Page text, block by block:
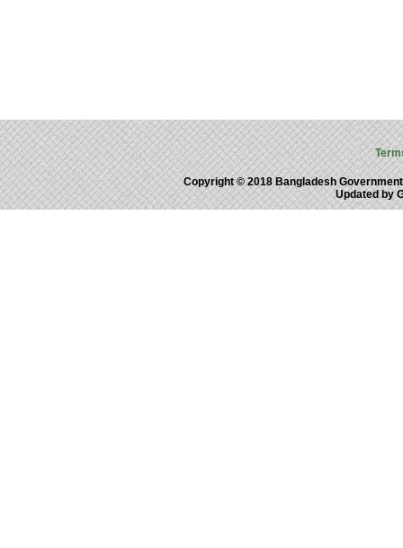
Copyright © 2018 Bangladesh
Updated by